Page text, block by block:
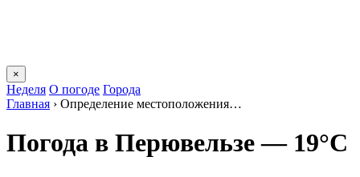
×
Неделя О погоде Города
Главная › Определение местоположения…
Погода в Перювельзе — 19°C